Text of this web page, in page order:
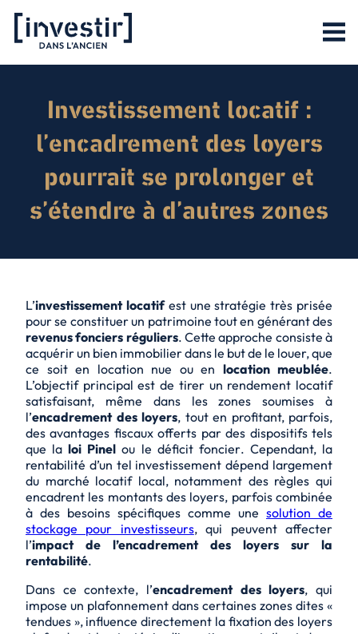
Investissement locatif :
l’encadrement des loyers
pourrait se prolonger et
s’étendre à d’autres zones
L’investissement locatifest une stratégie très prisée
pour se constituer un patrimoine tout en générant des
revenus fonciers réguliers. Cette approche consiste à
acquérir un bien immobilier dans le but de le louer, que
ce soit en location nue ou en location meublée.
L’objectif principal est de tirer un rendement locatif
satisfaisant, même dans les zones soumises à
l’encadrement des loyers, tout en profitant, parfois,
desavantages fiscauxofferts par des dispositifs tels
que laloi Pinel ou le déficit foncier. Cependant, la
rentabilité d’un tel investissement dépend largement
du marché locatif local, notamment des règles qui
encadrent les montants des loyers, parfois combinée
à des besoins spécifiques comme une solution de
stockage pour investisseurs, qui peuvent affecter
l’impact de l’encadrement des loyers sur la
rentabilité.
Dans ce contexte, l’encadrement des loyers, qui
impose un plafonnement dans certaines zones dites «
tendues », influence directement la fixation des loyers